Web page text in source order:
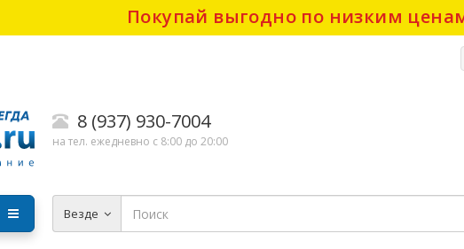
Покупай выгодно по низким
8 (937) 930-7004
на тел. ежедневно с 8:00 до 20:00
Везде